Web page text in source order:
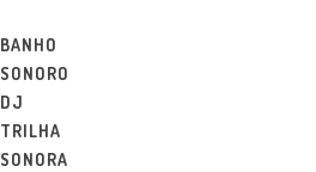
BANHO
SONORO
DJ
TRILHA
SONORA